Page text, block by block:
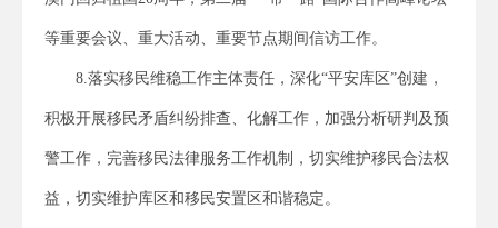
等重要会议、重大活动、重要节点期间信访工作。
8.落实移民维稳工作主体责任，深化“平安库区”创建，
积极开展移民矛盾纠纷排查、化解工作，加强分析研判及预
警工作，完善移民法律服务工作机制，切实维护移民合法权
益，切实维护库区和移民安置区和谐稳定。